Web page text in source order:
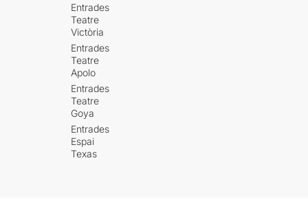
Entrades
Teatre
Victòria
Entrades
Teatre
Apolo
Entrades
Teatre
Goya
Entrades
Espai
Texas